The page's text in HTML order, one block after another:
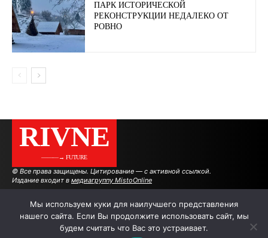
ПАРК ИСТОРИЧЕСКОЙ
РЕКОНСТРУКЦИИ НЕДАЛЕКО ОТ
РОВНО
RIVNE
———→ FUTURE
© Все права защищены. Цитирование — с активной ссылкой.
Издание входит в медиагруппу MistoOnline
АВТОРЫ РЕКЛАМА НА САЙТЕ
Мы используем куки для наилучшего представления
нашего сайта. Если Вы продолжите использовать сайт, мы
будем считать что Вас это устраивает.